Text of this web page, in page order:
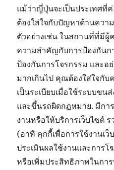
แม้ว่าญี่ปุ่นจะเป็นประเทศ
ต้องใส่ใจกับปัญหาด้านควา
ตัวอย่างเช่น ในสถานที่ที่มี
ความสำคัญกับการป้องกันก
ป้องกันการโจรกรรม และอ
มากเกินไป คุณต้องใส่ใจกั
เป็นระเบียบเมื่อใช้ระบบขน
และขึ้นรถผิดกฏหมาย. มีกา
งานหรือให้บริการเว็บไซต์
(อาทิ คุกกี้เพื่อการใช้งานเว็
ประเมินผลใช้งานและการ
หรือเพิ่มประสิทธิภาพในกา